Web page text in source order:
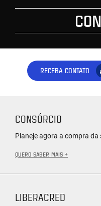
RECEBA CONTATO
CONSÓRCIO
Planeje agora a compra da
QUERO SABER MAIS +
LIBERACRED